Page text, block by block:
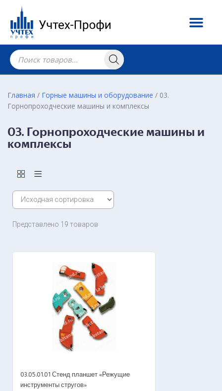
Главная / Горные машины и оборудование / 03.
Горнопроходческие машины и комплексы
03. Горнопроходческие машины и
комплексы
Представлено 19 товаров
03.05.01.01 Стенд планшет «Режущие
инструменты стругов»